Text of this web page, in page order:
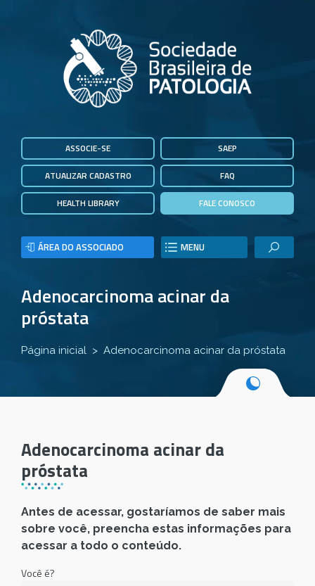
ASSOCIE-SE
ATUALIZAR CADASTRO
HEALTH LIBRARY
SAEP
FAQ
FALE CONOSCO
ÁREA DO ASSOCIADO MENU
Adenocarcinoma acinar da
próstata
Página inicial Adenocarcinoma acinar da próstata
Adenocarcinoma acinar da
próstata
Antes de acessar, gostaríamos de saber mais
sobre você, preencha estas informações para
acessar a todo o conteúdo.
Você é?